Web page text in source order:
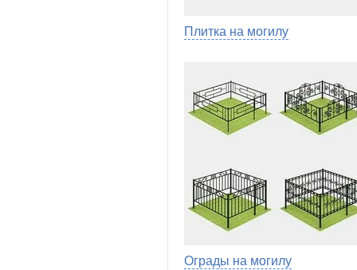
Плитка на могилу
Ограды на могилу